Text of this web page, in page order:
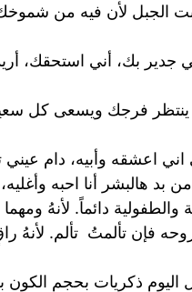
الجبل لأن فيه من
جدير بك، أني استحقك،
ينتظر فرجك ويسعى كل
اني اعشقه وأبيه، دام
هالبشر أنا احبه
دائماً. لأنهُ
فإن تألمتُ تألم. لأنهُ
اليوم ذكريات بحجم الكون